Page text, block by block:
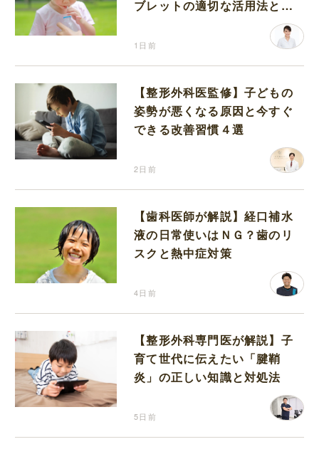
ブレットの適切な活用法と水
1日前
【整形外科医監修】子どもの
姿勢が悪くなる原因と今すぐ
できる改善習慣４選
2日前
【歯科医師が解説】経口補水
液の日常使いはＮＧ？歯のリ
スクと熱中症対策
4日前
【整形外科専門医が解説】子
育て世代に伝えたい「腱鞘
炎」の正しい知識と対処法
5日前